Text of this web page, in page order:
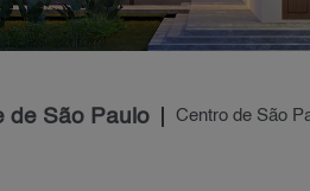
de São Paulo Centro de São